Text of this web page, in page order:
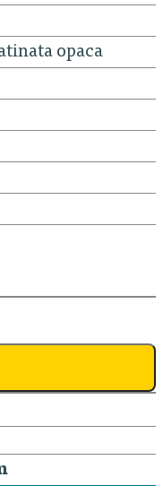
opaca